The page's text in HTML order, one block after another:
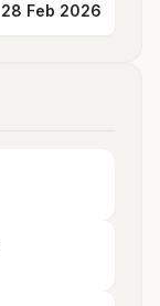
28 Feb 2026